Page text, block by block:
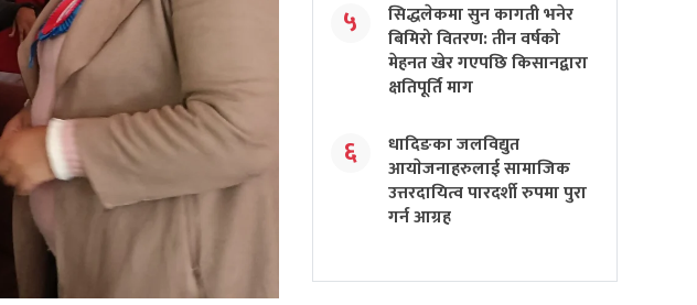
५
सिद्धलेकमा सुन कागती भनेर
बिमिरो वितरण: तीन वर्षको
मेहनत खेर गएपछि किसानद्वारा
क्षतिपूर्ति माग
६
धादिङका जलविद्युत
आयाेजनाहरुलाई सामाजिक
उत्तरदायित्व पारदर्शी रुपमा पुरा
गर्न आग्रह